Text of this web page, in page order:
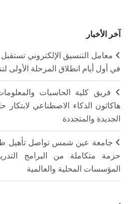
آخر الأخبار
في أول أيام انطلاق المرحلة الأولى
فريق كلية الحاسبات
هاكاثون الذكاء الاصطناعي
الجديدة والمتجددة
جامعة عين شمس تواصل تأهيل
حزمة متكاملة من البرامج
المؤسسات المحلية والعالمية